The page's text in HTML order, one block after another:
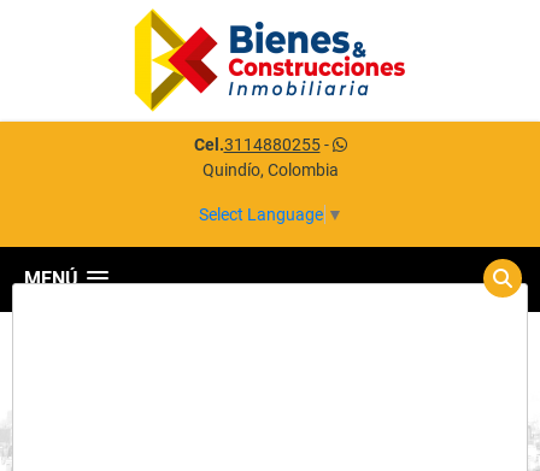
Cel.3114880255-
Quindío, Colombia
Select Language ▼
MENÚ